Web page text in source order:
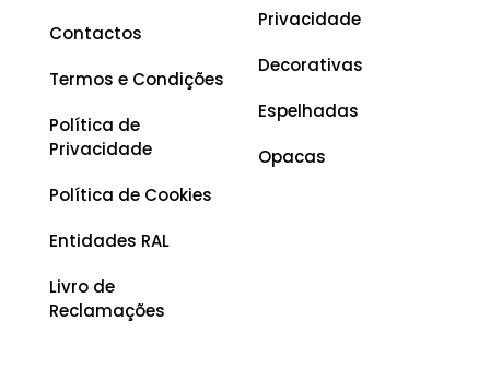
Contactos
Termos e Condições
Política de
Privacidade
Política de Cookies
Entidades RAL
Livro de
Reclamações
Privacidade
Decorativas
Espelhadas
Opacas